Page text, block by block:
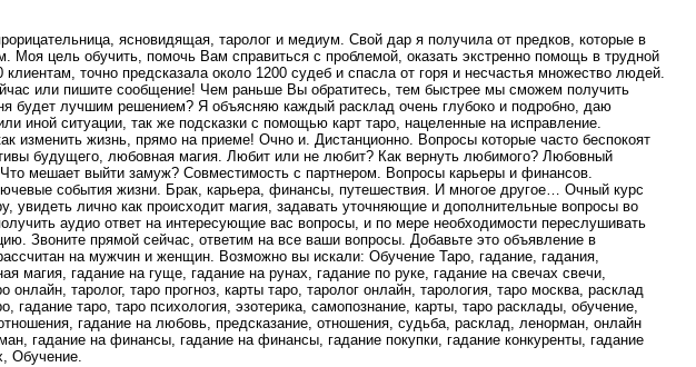
ясновидящая, таролог и медиум. Свой дар я получила от предков, которые в
Моя цель обучить, помочь Вам справиться с проблемой, оказать экстренно помощь в трудной
точно предсказала около 1200 судеб и спасла от горя и несчастья множество людей.
или пишите сообщение! Чем раньше Вы обратитесь, тем быстрее мы сможем получить
будет лучшим решением? Я объясняю каждый расклад очень глубоко и подробно, даю
иной ситуации, так же подсказки с помощью карт таро, нацеленные на исправление.
изменить жизнь, прямо на приеме! Очно и. Дистанционно. Вопросы которые часто беспокоят
будущего, любовная магия. Любит или не любит? Как вернуть любимого? Любовный
мешает выйти замуж? Совместимость с партнером. Вопросы карьеры и финансов.
события жизни. Брак, карьера, финансы, путешествия. И многое другое… Очный курс
увидеть лично как происходит магия, задавать уточняющие и дополнительные вопросы во
аудио ответ на интересующие вас вопросы, и по мере необходимости переслушивать
Звоните прямой сейчас, ответим на все ваши вопросы. Добавьте это объявление в
на мужчин и женщин. Возможно вы искали: Обучение Таро, гадание, гадания,
магия, гадание на гуще, гадание на рунах, гадание по руке, гадание на свечах свечи,
онлайн, таролог, таро прогноз, карты таро, таролог онлайн, тарология, таро москва, расклад
гадание таро, таро психология, эзотерика, самопознание, карты, таро расклады, обучение,
гадание на любовь, предсказание, отношения, судьба, расклад, ленорман, онлайн
гадание на финансы, гадание на финансы, гадание покупки, гадание конкуренты, гадание
Обучение.